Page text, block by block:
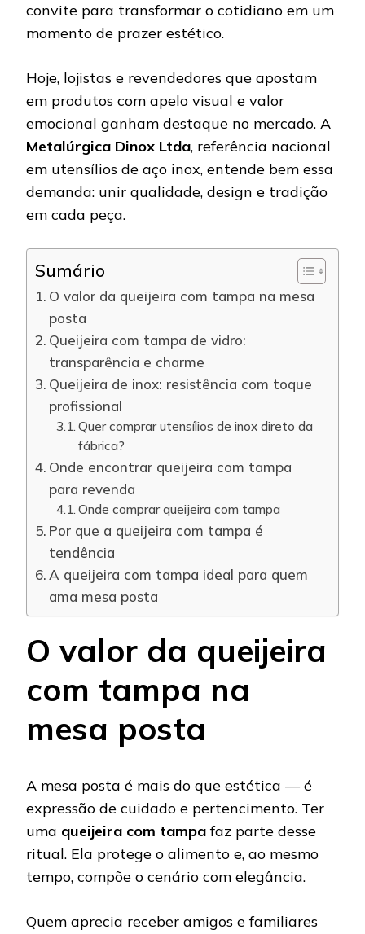
convite para transformar o cotidiano em um
momento de prazer estético.
Hoje, lojistas e revendedores que apostam
em produtos com apelo visual e valor
emocional ganham destaque no mercado. A
Metalúrgica Dinox Ltda, referência nacional
em utensílios de aço inox, entende bem essa
demanda: unir qualidade, design e tradição
em cada peça.
Sumário
O valor da queijeira com tampa na mesa
posta
Queijeira com tampa de vidro:
transparência e charme
Queijeira de inox: resistência com toque
profissional
Quer comprar utensílios de inox direto da
fábrica?
Onde encontrar queijeira com tampa
para revenda
Onde comprar queijeira com tampa
Por que a queijeira com tampa é
tendência
A queijeira com tampa ideal para quem
ama mesa posta
O valor da queijeira
com tampa na
mesa posta
A mesa posta é mais do que estética — é
expressão de cuidado e pertencimento. Ter
uma queijeira com tampafaz parte desse
ritual. Ela protege o alimento e, ao mesmo
tempo, compõe o cenário com elegância.
Quem aprecia receber amigos e familiares